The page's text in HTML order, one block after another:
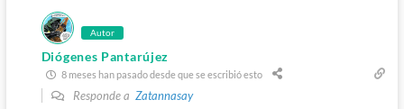
Autor
Diógenes Pantarújez
8 meses han pasado desde que se escribió esto
Responde a Zatannasay